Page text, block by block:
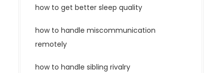
how to get better sleep quality
how to handle miscommunication
remotely
how to handle sibling rivalry